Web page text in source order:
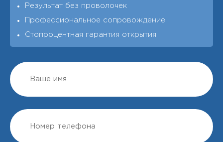
Результат без проволочек
Профессиональное сопровождение
Стопроцентная гарантия открытия